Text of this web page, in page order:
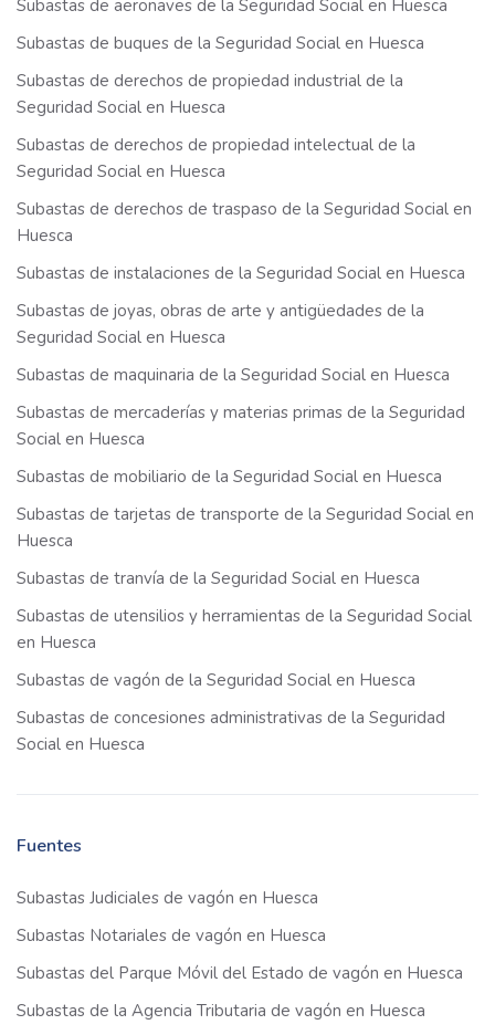
Subastas de aeronaves de la Seguridad Social en Huesca
Subastas de buques de la Seguridad Social en Huesca
Subastas de derechos de propiedad industrial de la
Seguridad Social en Huesca
Subastas de derechos de propiedad intelectual de la
Seguridad Social en Huesca
Subastas de derechos de traspaso de la Seguridad Social en
Huesca
Subastas de instalaciones de la Seguridad Social en Huesca
Subastas de joyas, obras de arte y antigüedades de la
Seguridad Social en Huesca
Subastas de maquinaria de la Seguridad Social en Huesca
Subastas de mercaderías y materias primas de la Seguridad
Social en Huesca
Subastas de mobiliario de la Seguridad Social en Huesca
Subastas de tarjetas de transporte de la Seguridad Social en
Huesca
Subastas de tranvía de la Seguridad Social en Huesca
Subastas de utensilios y herramientas de la Seguridad Social
en Huesca
Subastas de vagón de la Seguridad Social en Huesca
Subastas de concesiones administrativas de la Seguridad
Social en Huesca
Fuentes
Subastas Judiciales de vagón en Huesca
Subastas Notariales de vagón en Huesca
Subastas del Parque Móvil del Estado de vagón en Huesca
Subastas de la Agencia Tributaria de vagón en Huesca